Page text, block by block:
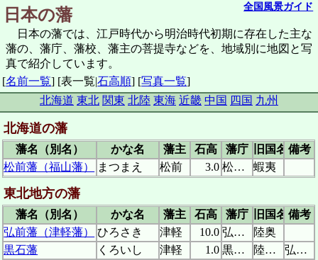
全国風景ガイド
日本の藩
日本の藩では、江戸時代から明治時代初期に存在した主な
藩の、藩庁、藩校、藩主の菩提寺などを、地域別に地図と写
真で紹介しています。
[名前一覧] [表一覧|石高順] [写真一覧]
北海道 東北 関東 北陸 東海 近畿 中国 四国 九州
北海道の藩
藩名（別名） かな名 藩主 石高 藩庁 旧国名 備考
松前藩（福山藩）
まつまえ 松前 3.0 松前城 蝦夷
東北地方の藩
藩名（別名） かな名 藩主 石高 藩庁 旧国名 備考
弘前藩（津軽藩）
ひろさき 津軽 10.0 弘前城
陸奥
黒石藩
くろいし 津軽 1.0 黒石城 陸奥(陸奥)
弘前藩支藩